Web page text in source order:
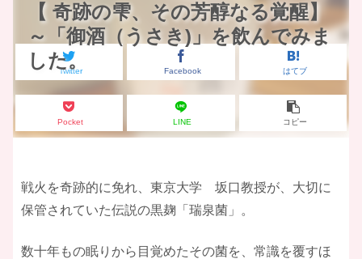
【 奇跡の雫、その芳醇なる覚醒】
～「御酒（うさき)」を飲んでみま
した。
Twitter Facebook はてブ
Pocket LINE コピー
戦火を奇跡的に免れ、東京大学 坂口教授が、大切に
保管されていた伝説の黒麹「瑞泉菌」。
数十年もの眠りから目覚めたその菌を、常識を覆すほ